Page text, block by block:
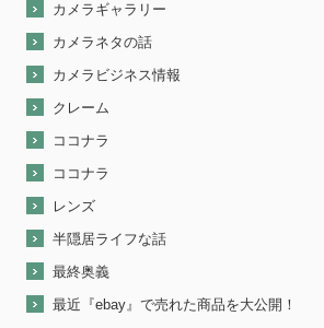
カメラギャラリー
カメラネタの話
カメラビジネス情報
クレーム
ココナラ
ココナラ
レンズ
半隠居ライフな話
最終奥義
最近『ebay』で売れた商品を大公開！